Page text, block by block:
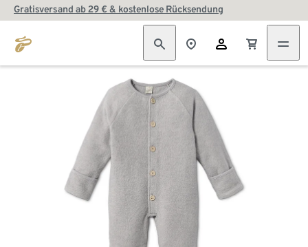
Gratisversand ab 29 € & kostenlose Rücksendung